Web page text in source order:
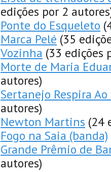
edições por 2
Ponte do Esqueleto
Marca Pelé (35
Vozinha (33 edições
Morte de Maria
autores)
Sertanejo Respira
autores)
Newton Martins (24
Fogo na Saia (banda)
Grande Prêmio de
autores)